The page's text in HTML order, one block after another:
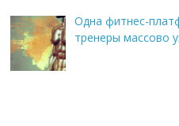
Одна фитнес-
тренеры массово